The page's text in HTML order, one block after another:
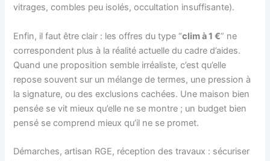
vitrages, combles peu isolés, occultation insuffisante).
Enfin, il faut être clair : les offres du type “clim à 1 €” ne
correspondent plus à la réalité actuelle du cadre d’aides.
Quand une proposition semble irréaliste, c’est qu’elle
repose souvent sur un mélange de termes, une pression à
la signature, ou des exclusions cachées. Une maison bien
pensée se vit mieux qu’elle ne se montre ; un budget bien
pensé se comprend mieux qu’il ne se promet.
Démarches, artisan RGE, réception des travaux : sécuriser